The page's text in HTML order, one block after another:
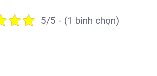
5/5 - (1 bình chọn)